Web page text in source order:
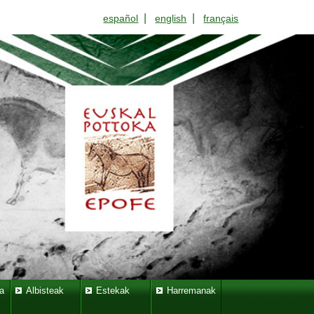
español |english |français
Albisteak Estekak Harremanak